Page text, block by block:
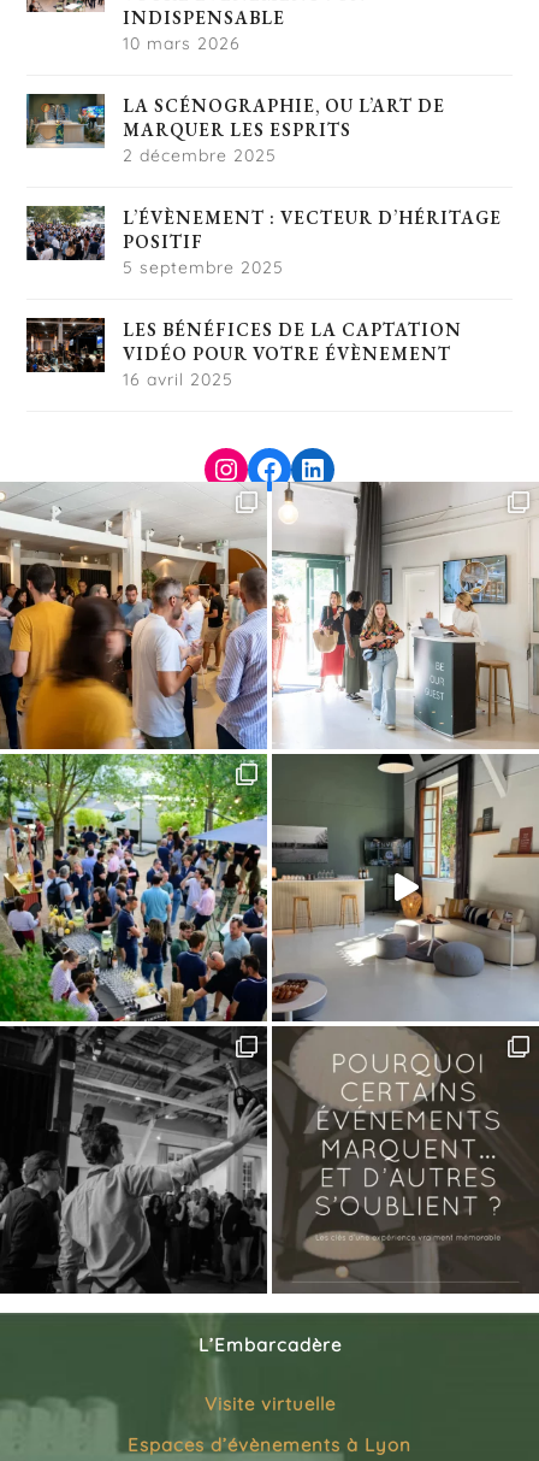
INDISPENSABLE
10 mars 2026
LA SCÉNOGRAPHIE, OU L’ART DE
MARQUER LES ESPRITS
2 décembre 2025
L’ÉVÈNEMENT : VECTEUR D’HÉRITAGE
POSITIF
5 septembre 2025
LES BÉNÉFICES DE LA CAPTATION
VIDÉO POUR VOTRE ÉVÈNEMENT
16 avril 2025
Instagram
Facebook
LinkedIn
L’Embarcadère
Visite virtuelle
Espaces d’évènements à Lyon